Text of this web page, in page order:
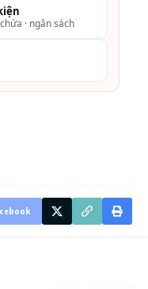
tiện
gồm
2,100,000
· ngân sách